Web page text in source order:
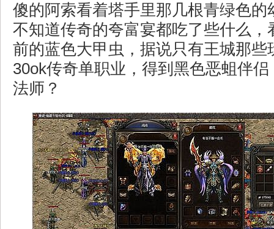
傻的阿索看着塔手里那几根青绿色的
不知道传奇的夸富宴都吃了些什么，
前的蓝色大甲虫，据说只有王城那些
30ok传奇单职业，得到黑色恶蛆伴
法师？